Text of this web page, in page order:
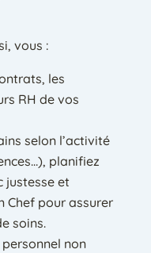
vous :
les
RH de vos
selon l’activité
planifiez
justesse et
Chef pour assurer
soins.
non